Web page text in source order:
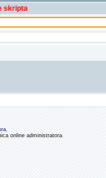
skripta
online administratora.